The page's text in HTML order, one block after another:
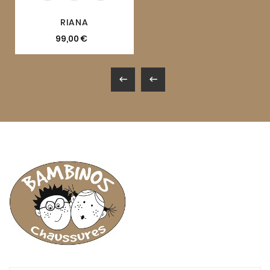
RIANA
99,00 €
 